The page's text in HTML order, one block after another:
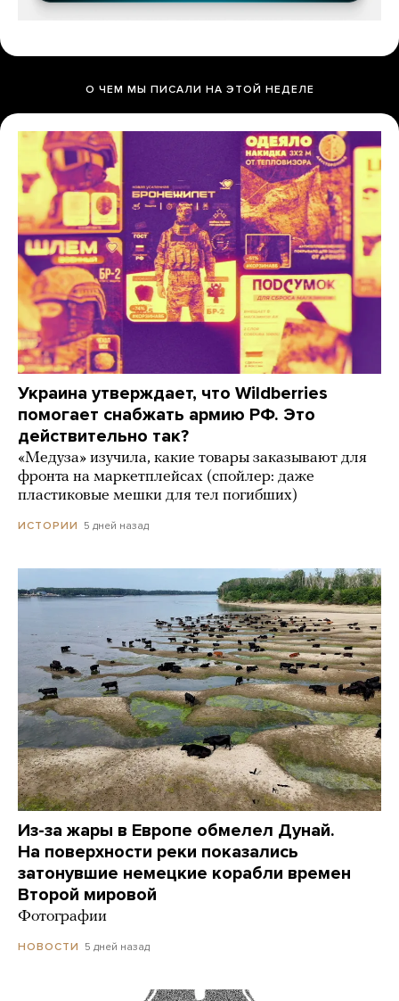
О ЧЕМ МЫ ПИСАЛИ НА ЭТОЙ НЕДЕЛЕ
Украина утверждает, что Wildberries
помогает снабжать армию РФ. Это
действительно так?
«Медуза» изучила, какие товары заказывают для
фронта на маркетплейсах (спойлер: даже
пластиковые мешки для тел погибших)
ИСТОРИИ 5 дней назад
Из-за жары в Европе обмелел Дунай.
На поверхности реки показались
затонувшие немецкие корабли времен
Второй мировой
Фотографии
НОВОСТИ 5 дней назад